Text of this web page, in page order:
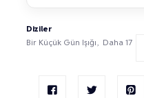
Diziler
Bir Küçük Gün Işığı
Daha 17